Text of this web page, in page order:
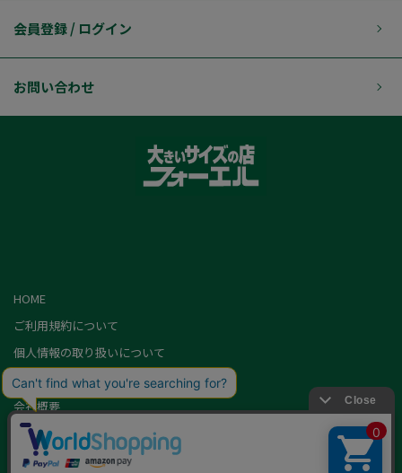
会員登録 / ログイン
お問い合わせ
HOME
ご利用規約について
個人情報の取り扱いについて
特定商取引に基づく表記
会社概要
カード会員（情報変更/ポイント照会）
お問い合わせ